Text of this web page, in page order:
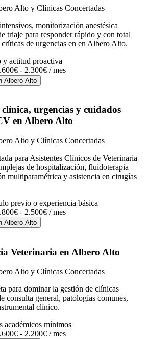
Alto y Clínicas Concertadas
monitorización anestésica
triaje para responder rápido y con total
de urgencias en en Albero Alto.
y actitud proactiva
- 2.300€ / mes
Albero Alto
urgencias y cuidados
en Albero Alto
Alto y Clínicas Concertadas
para Asistentes Clínicos de Veterinaria
de hospitalización, fluidoterapia
multiparamétrica y asistencia en cirugías
previo o experiencia básica
- 2.500€ / mes
Albero Alto
Veterinaria en Albero Alto
Alto y Clínicas Concertadas
para dominar la gestión de clínicas
consulta general, patologías comunes,
clínico.
académicos mínimos
- 2.200€ / mes